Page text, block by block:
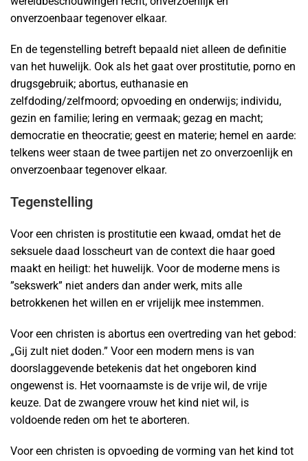
onverzoenbaar tegenover elkaar.
En de tegenstelling betreft bepaald niet alleen de definitie
van het huwelijk. Ook als het gaat over prostitutie, porno en
drugsgebruik; abortus, euthanasie en
zelfdoding/zelfmoord; opvoeding en onderwijs; individu,
gezin en familie; lering en vermaak; gezag en macht;
democratie en theocratie; geest en materie; hemel en aarde:
telkens weer staan de twee partijen net zo onverzoenlijk en
onverzoenbaar tegenover elkaar.
Tegenstelling
Voor een christen is prostitutie een kwaad, omdat het de
seksuele daad losscheurt van de context die haar goed
maakt en heiligt: het huwelijk. Voor de moderne mens is
”sekswerk” niet anders dan ander werk, mits alle
betrokkenen het willen en er vrijelijk mee instemmen.
Voor een christen is abortus een overtreding van het gebod:
„Gij zult niet doden.” Voor een modern mens is van
doorslaggevende betekenis dat het ongeboren kind
ongewenst is. Het voornaamste is de vrije wil, de vrije
keuze. Dat de zwangere vrouw het kind niet wil, is
voldoende reden om het te aborteren.
Voor een christen is opvoeding de vorming van het kind tot